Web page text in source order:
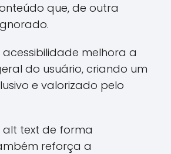
que, de outra
acessibilidade melhora a
do usuário, criando um
e valorizado pelo
text de forma
reforça a